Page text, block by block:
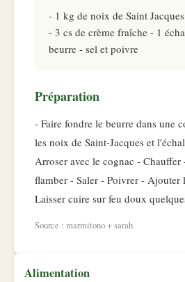
- 1 kg de noix de Saint
- 3 cs de crème fraîche - 1
beurre - sel et poivre
Préparation
- Faire fondre le beurre dans une
les noix de Saint-Jacques et
Arroser avec le cognac - Chauffer
flamber - Saler - Poivrer - Ajouter
Laisser cuire sur feu doux
Source : marmitono + sarah
Alimentation